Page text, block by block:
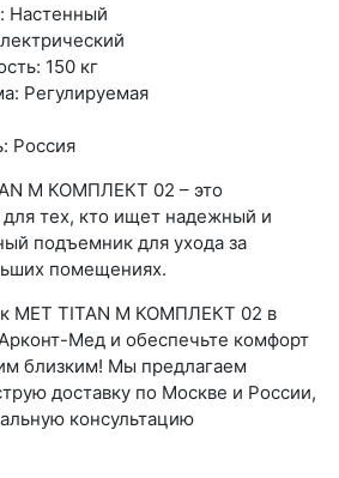
Настенный
150 кг
Регулируемая
Россия
M КОМПЛЕКТ 02 – это
тех, кто ищет надежный и
подъемник для ухода за
помещениях.
MET TITAN M КОМПЛЕКТ 02 в
Мед и обеспечьте комфорт
близким! Мы предлагаем
доставку по Москве и России,
консультацию